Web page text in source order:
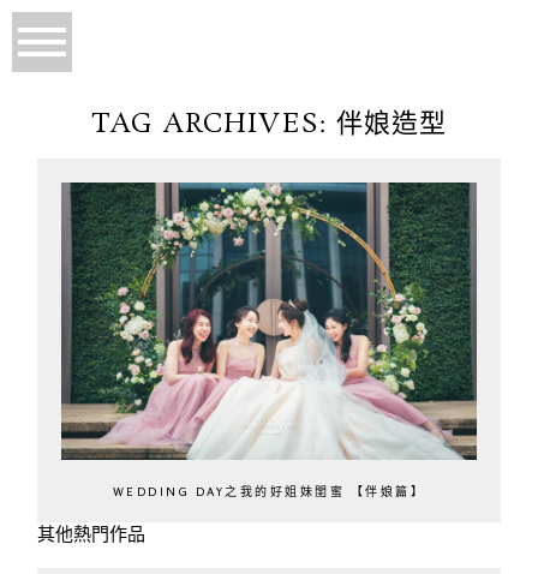
TAG ARCHIVES: 伴娘造型
WEDDING DAY之我的好姐妹閨蜜 【伴娘篇】
其他熱門作品